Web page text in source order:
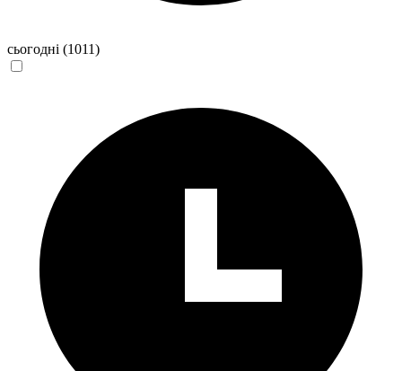
сьогодні (1011)